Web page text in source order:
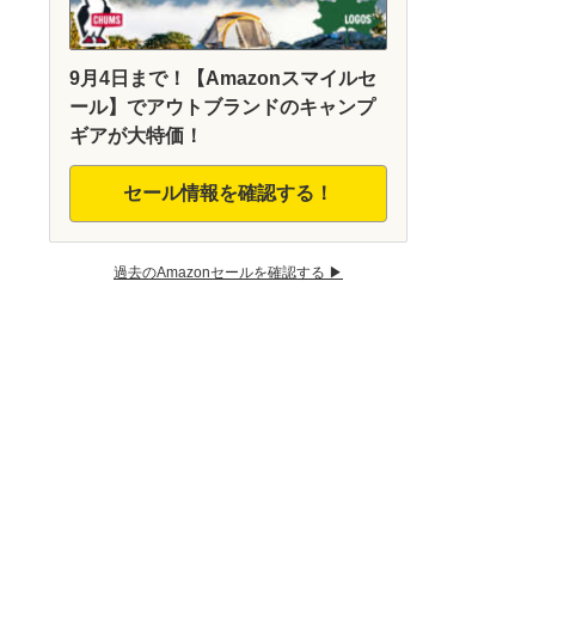
9月4日まで！【Amazonスマイルセ
ール】でアウトブランドのキャンプ
ギアが大特価！
セール情報を確認する！
過去のAmazonセールを確認する ▶︎